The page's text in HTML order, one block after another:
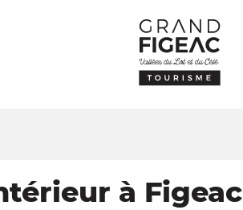
à Figeac